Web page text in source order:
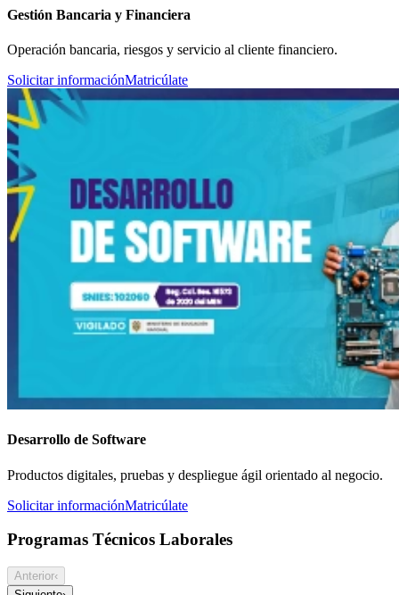
Gestión Bancaria y Financiera
Operación bancaria, riesgos y servicio al cliente financiero.
Solicitar informaciónMatricúlate
Desarrollo de Software
Productos digitales, pruebas y despliegue ágil orientado al negocio.
Solicitar informaciónMatricúlate
Programas Técnicos Laborales
Anterior‹